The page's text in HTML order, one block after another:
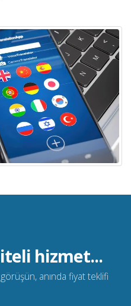
hizmet...
anında fiyat teklifi